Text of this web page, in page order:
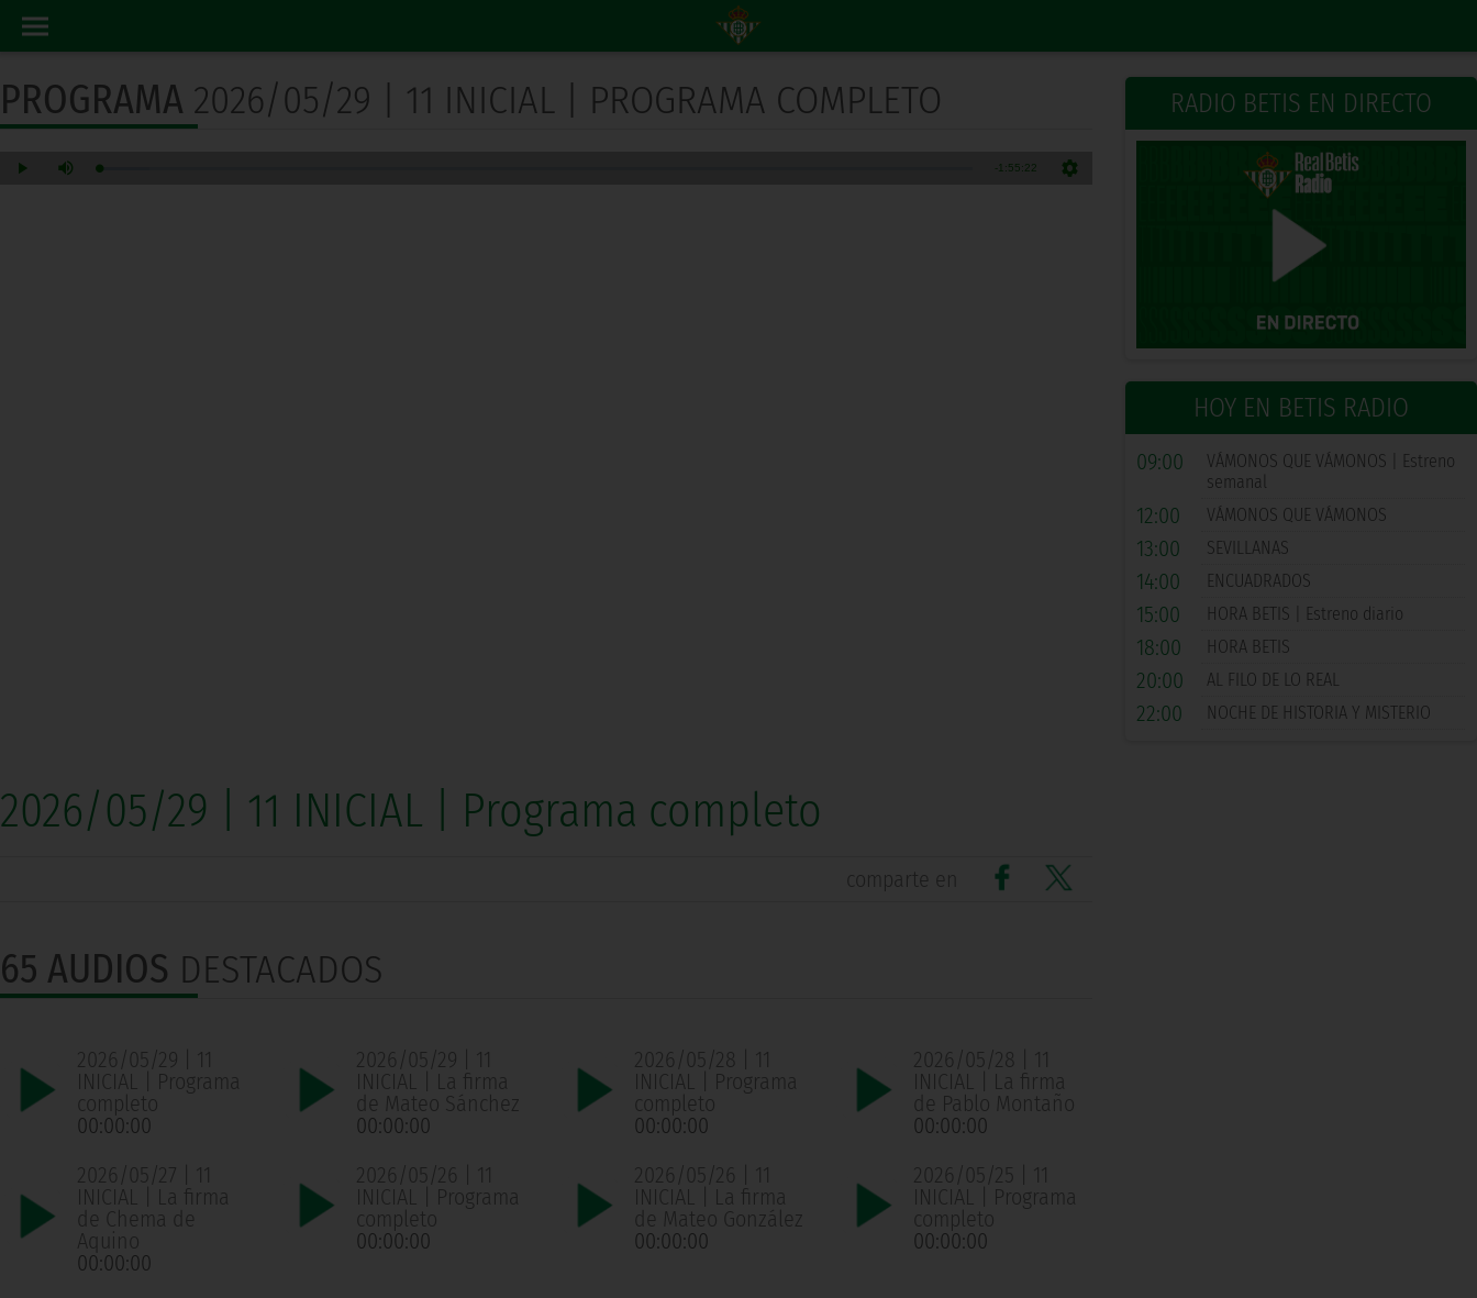
RADIO BETIS EN DIRECTO
HOY EN BETIS RADIO
09:00
VÁMONOS QUE VÁMONOS | Estreno
semanal
12:00 VÁMONOS QUE VÁMONOS
13:00 SEVILLANAS
14:00 ENCUADRADOS
15:00 HORA BETIS | Estreno diario
18:00 HORA BETIS
20:00 AL FILO DE LO REAL
22:00 NOCHE DE HISTORIA Y MISTERIO
PROGRAMA 2026/05/29 | 11 INICIAL | PROGRAMA COMPLETO
2026/05/29 | 11 INICIAL | Programa completo
comparte en
65 AUDIOS DESTACADOS
2026/05/29 | 11
INICIAL | Programa
completo
00:00:00
2026/05/29 | 11
INICIAL | La firma
de Mateo Sánchez
00:00:00
2026/05/28 | 11
INICIAL | Programa
completo
00:00:00
2026/05/28 | 11
INICIAL | La firma
de Pablo Montaño
00:00:00
2026/05/27 | 11
INICIAL | La firma
de Chema de
Aquino
00:00:00
2026/05/26 | 11
INICIAL | Programa
completo
00:00:00
2026/05/26 | 11
INICIAL | La firma
de Mateo González
00:00:00
2026/05/25 | 11
INICIAL | Programa
completo
00:00:00